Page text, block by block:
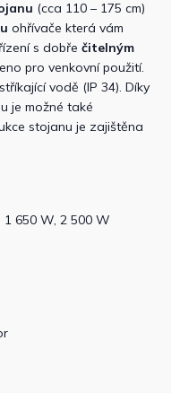
(cca 110 – 175 cm)
ohřívače která vám
s dobře čitelným
pro venkovní použití.
vodě (IP 34). Díky
je možné také
stojanu je zajištěna
650 W, 2 500 W